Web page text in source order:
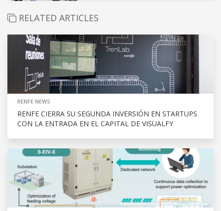
RELATED ARTICLES
RENFE NEWS
RENFE CIERRA SU SEGUNDA INVERSIÓN EN STARTUPS
CON LA ENTRADA EN EL CAPITAL DE VISUALFY